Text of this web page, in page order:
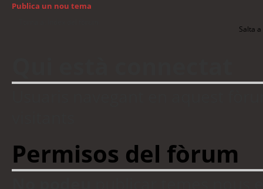
Publica un nou tema
Salta a
Permisos del fòrum